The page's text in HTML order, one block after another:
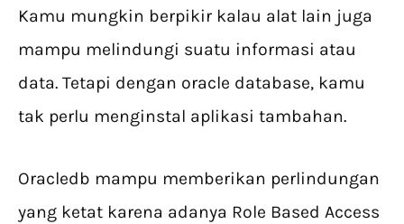
Kamu mungkin berpikir kalau alat lain juga
mampu melindungi suatu informasi atau
data. Tetapi dengan oracle database, kamu
tak perlu menginstal aplikasi tambahan.
Oracledb mampu memberikan perlindungan
yang ketat karena adanya Role Based Access